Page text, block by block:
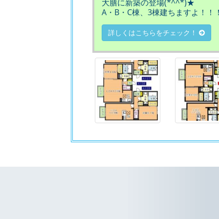
大膳に新築の登場(*^^*)★
A・B・C棟、3棟建ちますよ！！
詳しくはこちらをチェック！